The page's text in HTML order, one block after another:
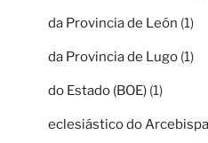
da Provincia de León (1)
da Provincia de Lugo (1)
do Estado (BOE) (1)
eclesiástico do